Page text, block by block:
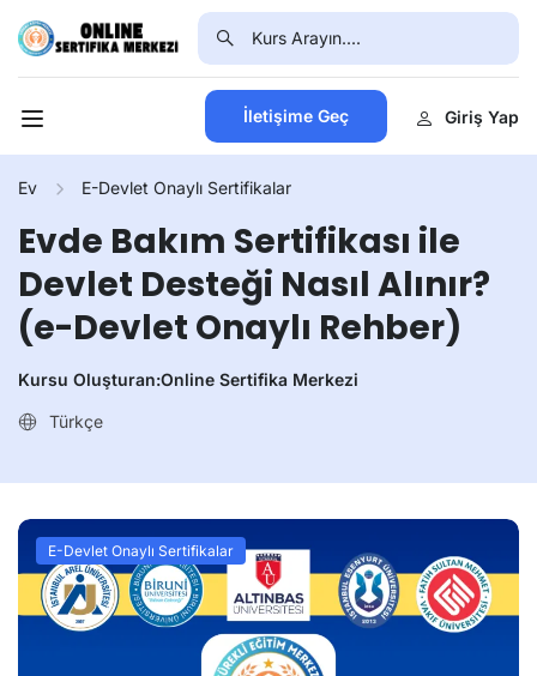
İletişime Geç Giriş Yap
Ev E-Devlet Onaylı Sertifikalar
Evde Bakım Sertifikası ile
Devlet Desteği Nasıl Alınır?
(e-Devlet Onaylı Rehber)
Kursu Oluşturan:Online Sertifika Merkezi
Türkçe
E-Devlet Onaylı Sertifikalar